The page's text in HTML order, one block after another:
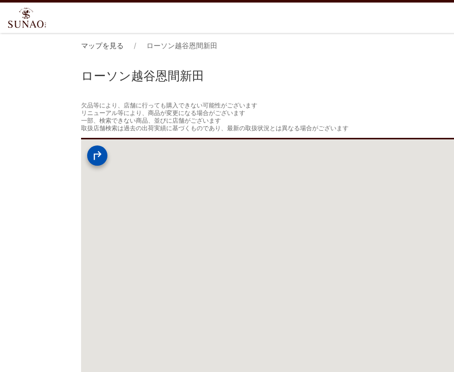
マップを見る ローソン越谷恩間新田
ローソン越谷恩間新田
欠品等により、店舗に行っても購入できない可能性がございます
リニューアル等により、商品が変更になる場合がございます
一部、検索できない商品、並びに店舗がございます
取扱店舗検索は過去の出荷実績に基づくものであり、最新の取扱状況とは異なる場合がございます